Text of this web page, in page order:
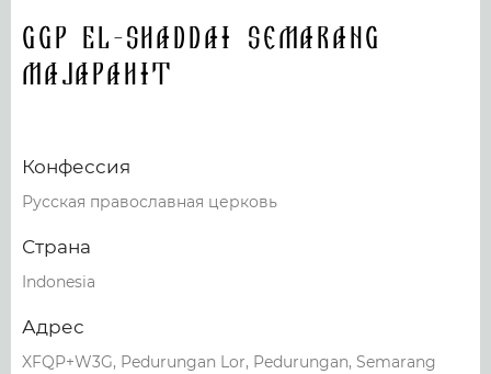
GGP El-Shaddai Semarang
Majapahit
Конфессия
Русская православная церковь
Страна
Indonesia
Адрес
XFQP+W3G, Pedurungan Lor, Pedurungan, Semarang